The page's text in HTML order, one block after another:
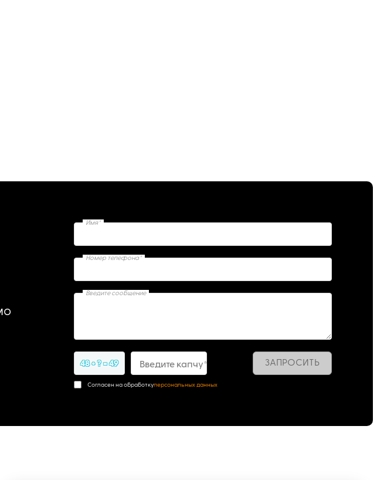
Имя*
Номер телефона*
Введите сообщение
48 + ? = 49 Введите капчу* ЗАПРОСИТЬ
Согласен на обработкуперсональных данных